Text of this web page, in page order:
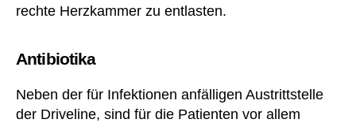
rechte Herzkammer zu entlasten.
Antibiotika
Neben der für Infektionen anfälligen Austrittstelle
der Driveline, sind für die Patienten vor allem